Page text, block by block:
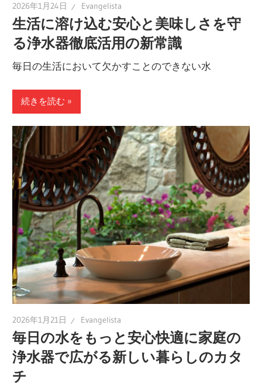
2026年1月24日 Evangelista
生活に溶け込む安心と美味しさを守
る浄水器徹底活用の新常識
毎日の生活において欠かすことのできない水
続きを読む
2026年1月21日 Evangelista
毎日の水をもっと安心快適に家庭の
浄水器で広がる新しい暮らしのカタ
チ